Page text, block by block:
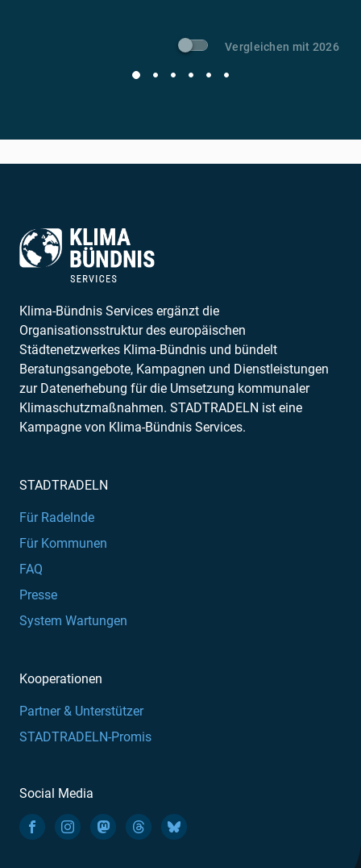
Vergleichen mit 2026
Klima-Bündnis Services ergänzt die
Organisationsstruktur des europäischen
Städtenetzwerkes Klima-Bündnis und bündelt
Beratungsangebote, Kampagnen und Dienstleistungen
zur Datenerhebung für die Umsetzung kommunaler
Klimaschutzmaßnahmen. STADTRADELN ist eine
Kampagne von Klima-Bündnis Services.
STADTRADELN
Für Radelnde
Für Kommunen
FAQ
Presse
System Wartungen
Kooperationen
Partner & Unterstützer
STADTRADELN-Promis
Social Media